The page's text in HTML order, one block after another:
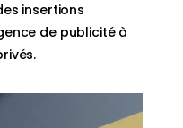
insertions
de publicité à